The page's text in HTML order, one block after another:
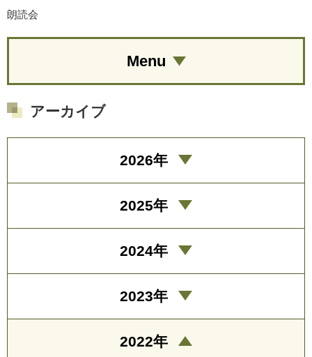
朗読会
Menu
アーカイブ
2026年
2025年
2024年
2023年
2022年